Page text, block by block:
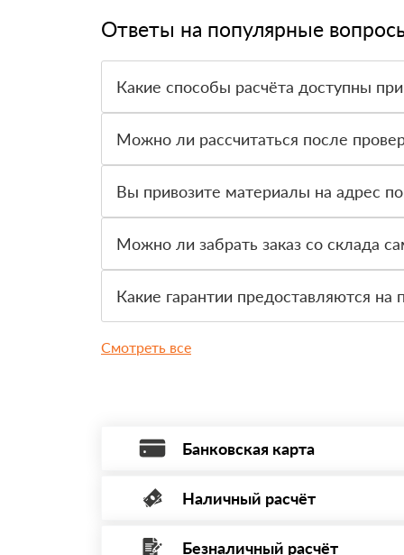
Ответы на популярные
Какие способы расчёта доступны при
Можно ли рассчитаться после
Вы привозите материалы на адрес
Можно ли забрать заказ со склада
Какие гарантии предоставляются на
Смотреть все
Банковская карта
Оплата банковской картой, через
Минимальная сумма платежа — 1 рубль.
Наличный расчёт
Вы можете оплатить наличными по факту
Безналичный расчёт